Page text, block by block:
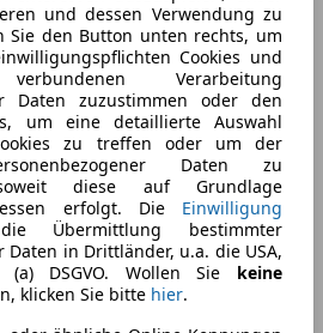
und dessen Verwendung zu
Sie den Button unten rechts, um
Cookies und
Verarbeitung
Daten zuzustimmen oder den
um eine detaillierte Auswahl
zu treffen oder um der
Daten zu
diese auf Grundlage
erfolgt. Die Einwilligung
Übermittlung bestimmter
Daten in Drittländer, u.a. die USA,
DSGVO. Wollen Sie keine
klicken Sie bitte hier.